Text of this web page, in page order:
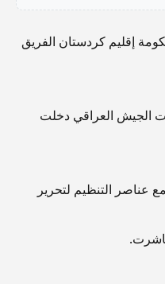
إقليم كردستان الفريق
الجيش العراقي دخلت
عناصر التنظيم لتحرير